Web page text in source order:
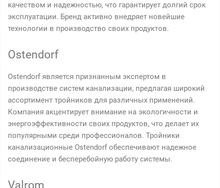
качеством и надежностью, что гарантирует долгий срок
эксплуатации. Бренд активно внедряет новейшие
технологии в производство своих продуктов.
Ostendorf
Ostendorf является признанным экспертом в
производстве систем канализации, предлагая широкий
ассортимент тройников для различных применений.
Компания акцентирует внимание на экологичности и
энергоэффективности своих продуктов, что делает их
популярными среди профессионалов. Тройники
канализационные Ostendorf обеспечивают надежное
соединение и бесперебойную работу системы.
Valrom